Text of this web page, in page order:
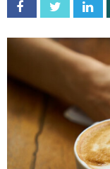
Facebook Twitter